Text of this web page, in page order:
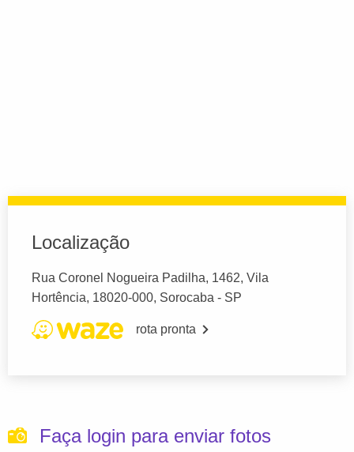
Localização
Rua Coronel Nogueira Padilha, 1462, Vila
Hortência, 18020-000, Sorocaba - SP
rota pronta
Faça login para enviar fotos